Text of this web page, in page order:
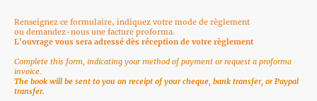
Renseignez ce formulaire, indiquez votre mode de règlement
ou demandez-nous une facture proforma.
L'ouvrage vous sera adressé dès réception de votre règlement
Complete this form, indicating your method of payment or request a proforma
invoice.
The book will be sent to you on receipt of your cheque, bank transfer, or Paypal
transfer.